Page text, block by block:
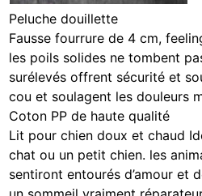
Peluche douillette
Fausse fourrure de 4 cm,
les poils solides ne tombent
surélevés offrent sécurité et
cou et soulagent les douleurs
Coton PP de haute qualité
Lit pour chien doux et chaud
chat ou un petit chien. les
sentiront entourés d’amour et